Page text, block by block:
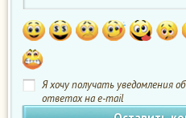
Я хочу получать уведомления об
ответах на e-mail